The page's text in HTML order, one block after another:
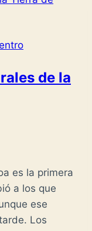
de la
es la primera
a los que
ese
Los